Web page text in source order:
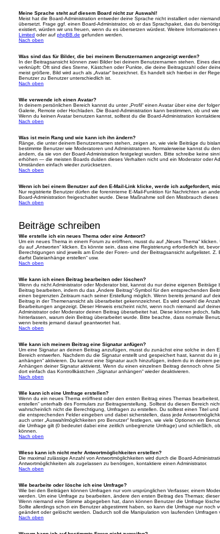
Meine Sprache steht auf diesem Board nicht zur Auswahl!
Meist hat die Board-Administration entweder deine Sprache nicht installiert oder
übersetzt. Frage ggf. einen Board-Administrator, ob er das Sprachpaket, das du
existiert, würden wir uns freuen, wenn du es übersetzen würdest. Weitere
Limited oder auf phpBB.de gefunden werden.
Nach oben
Was sind das für Bilder, die bei meinem Benutzernamen angezeigt werden?
In der Beitragsansicht können zwei Bilder bei deinem Benutzernamen stehen. Eines
verknüpft: Oft sind dies Sterne, Kästchen oder Punkte, die deine Beitragszahl oder
meist größere, Bild wird auch als „Avatar“ bezeichnet. Es handelt sich hierbei in der
Benutzer zu Benutzer unterschiedlich ist.
Nach oben
Wie verwende ich einen Avatar?
In deinem persönlichen Bereich kannst du unter „Profil“ einen Avatar über eine der
Galerie, Remote oder Hochladen. Die Board-Administration kann bestimmen, ob und
Wenn du keinen Avatar benutzen kannst, solltest du die Board-Administration
Nach oben
Was ist mein Rang und wie kann ich ihn ändern?
Ränge, die unter deinem Benutzernamen stehen, zeigen an, wie viele Beiträge du
bestimmte Benutzer wie Moderatoren und Administratoren. Normalerweise kannst du
ändern, da sie von der Board-Administration festgelegt wurden. Bitte schreibe keine
erhöhen — die meisten Boards dulden dieses Verhalten nicht und ein Moderator oder
Umständen einfach wieder zurücksetzen.
Nach oben
Wenn ich bei einem Benutzer auf den E-Mail-Link klicke, werde ich aufgefordert,
Nur registrierte Benutzer dürfen die foreninterne E-Mail-Funktion für Nachrichten an
Board-Administration freigeschaltet wurde. Diese Maßnahme soll den Missbrauch
Nach oben
Beiträge schreiben
Wie erstelle ich ein neues Thema oder eine Antwort?
Um ein neues Thema in einem Forum zu eröffnen, musst du auf „Neues Thema“
du auf „Antworten“ klicken. Es könnte sein, dass eine Registrierung erforderlich ist,
Berechtigungen sind jeweils am Ende der Foren- und der Beitragsansicht aufgelistet. Z.
darfst Dateianhänge erstellen“ usw.
Nach oben
Wie kann ich einen Beitrag bearbeiten oder löschen?
Wenn du nicht Administrator oder Moderator bist, kannst du nur deine eigenen
Beitrag bearbeiten, indem du das „Ändere Beitrag“-Symbol für den entsprechenden
einen begrenzten Zeitraum nach seiner Erstellung möglich. Wenn bereits jemand auf
Beitrag in der Themenansicht als überarbeitet gekennzeichnet. Es wird sowohl die
Bearbeitungen angezeigt. Dieser Hinweis erscheint nicht, wenn noch niemand auf
Administrator oder Moderator deinen Beitrag überarbeitet hat. Diese können jedoch,
hinterlassen, warum dein Beitrag überarbeitet wurde. Bitte beachte, dass normale
wenn bereits jemand darauf geantwortet hat.
Nach oben
Wie kann ich meinem Beitrag eine Signatur anfügen?
Um eine Signatur an deinen Beitrag anzufügen, musst du zunächst eine solche in den
Bereich entwerfen. Nachdem du die Signatur erstellt und gespeichert hast, kannst du in
anhängen“ aktivieren. Du kannst eine Signatur auch hinzufügen, indem du in deinem
Anhängen deiner Signatur aktivierst. Wenn du einen einzelnen Beitrag dennoch ohne
dort einfach das Kontrollkästchen „Signatur anhängen“ wieder deaktivieren.
Nach oben
Wie kann ich eine Umfrage erstellen?
Wenn du ein neues Thema eröffnest oder den ersten Beitrag eines Themas
erstellen“ unterhalb des Formulars zur Beitragserstellung. Solltest du diesen Bereich
wahrscheinlich nicht die Berechtigung, Umfragen zu erstellen. Du solltest einen Titel
die entsprechenden Felder eingeben und dabei sicherstellen, dass jede
auch unter „Auswahlmöglichkeiten pro Benutzer“ festlegen, wie viele Optionen ein
die Umfrage gilt (0 bedeutet dabei eine zeitlich unbegrenzte Umfrage) und schließlich,
können.
Nach oben
Wieso kann ich nicht mehr Antwortmöglichkeiten erstellen?
Die maximal zulässige Anzahl von Antwortmöglichkeiten wird durch die Board-
Antwortmöglichkeiten als zugelassen zu benötigen, kontaktiere einen Administrator.
Nach oben
Wie bearbeite oder lösche ich eine Umfrage?
Wie bei den Beiträgen können Umfragen nur vom ursprünglichen Verfasser, einem
werden. Um eine Umfrage zu bearbeiten, ändere den ersten Beitrag des Themas;
Wenn niemand eine Stimme abgegeben hat, dann können Benutzer die Umfrage
Sollte allerdings schon ein Benutzer abgestimmt haben, so kann die Umfrage nur noch
geändert oder gelöscht werden. Dadurch soll die Manipulation von laufenden Umfragen
Nach oben